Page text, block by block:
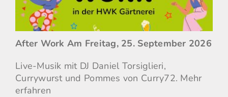
After Work Am Freitag, 25. September 2026
Live-Musik mit DJ Daniel Torsiglieri,
Currywurst und Pommes von Curry72. Mehr
erfahren